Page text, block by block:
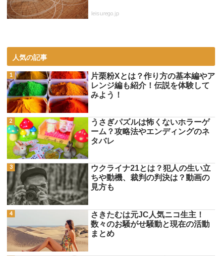
leisurego.jp
人気の記事
片栗粉Xとは？作り方の基本編やア
レンジ編も紹介！伝説を体験して
みよう！
うさぎパズルは怖くないホラーゲ
ーム？攻略法やエンディングのネ
タバレ
ウクライナ21とは？犯人の生い立
ちや動機、裁判の判決は？動画の
見方も
さきたむは元JC人気ニコ生主！
数々のお騒がせ騒動と現在の活動
まとめ